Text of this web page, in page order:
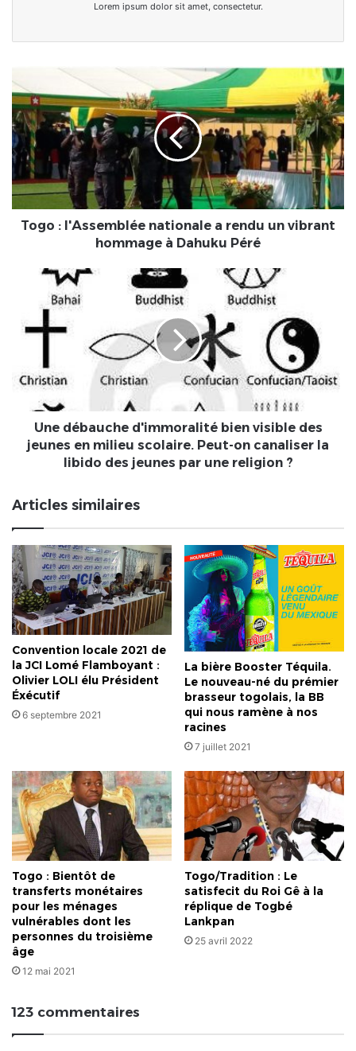
Lorem ipsum dolor sit amet, consectetur.
:
l'Assemblée
nationale
rendu
un
vibrant
hommage
Togo : l'Assemblée nationale a rendu un vibrant
hommage à Dahuku Péré
débauche
d'immoralité
bien
jeunes
milieu
scolaire.
Peut-
libido
des
jeunes
par
une
religion
?
Une débauche d'immoralité bien visible des
jeunes en milieu scolaire. Peut-on canaliser la
libido des jeunes par une religion ?
Articles similaires
Convention locale 2021 de
la JCI Lomé Flamboyant :
Olivier LOLI élu Président
Éxécutif
6 septembre 2021
La bière Booster Téquila.
Le nouveau-né du prémier
brasseur togolais, la BB
qui nous ramène à nos
racines
7 juillet 2021
Togo : Bientôt de
transferts monétaires
pour les ménages
vulnérables dont les
personnes du troisième
âge
12 mai 2021
Togo/Tradition : Le
satisfecit du Roi Gê à la
réplique de Togbé
Lankpan
25 avril 2022
123 commentaires